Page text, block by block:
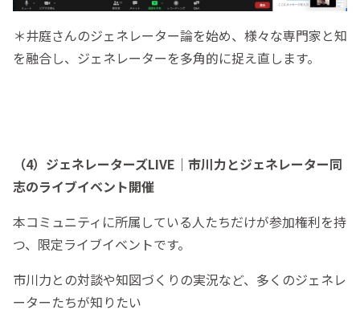
＊井庭さんのジェネレーター論を始め、様々な専門家と知
を融合し、ジェネレーターを多角的に捉え直します。
（4）ジェネレーターズLIVE｜市川力とジェネレーター同
志のライブイベント開催
本コミュニティに所属している人たちだけが参加権利を持
つ、限定ライブイベントです。
市川力との対談や知図づくりの実況など、多くのジェネレ
ーターたちが知りたい